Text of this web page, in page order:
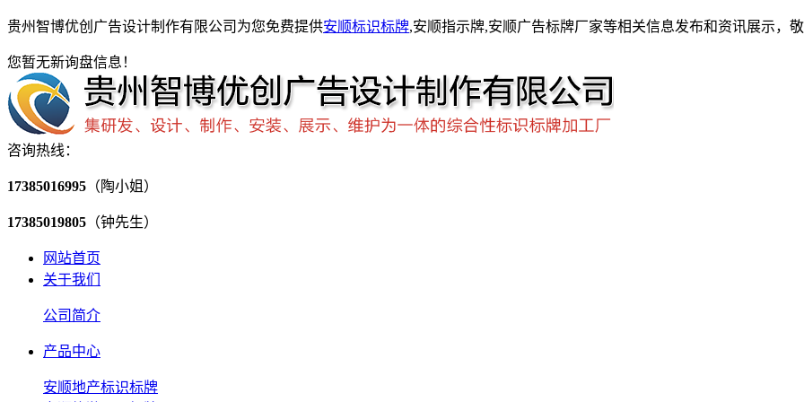
贵州智博优创广告设计制作有限公司为您免费提供安顺标识标牌,安顺指示牌,安顺广告标牌厂家等相关信息发布和资讯展示，敬
您暂无新询盘信息！
咨询热线：
17385016995 （陶小姐）
17385019805 （钟先生）
网站首页
关于我们
公司简介
产品中心
安顺地产标识标牌